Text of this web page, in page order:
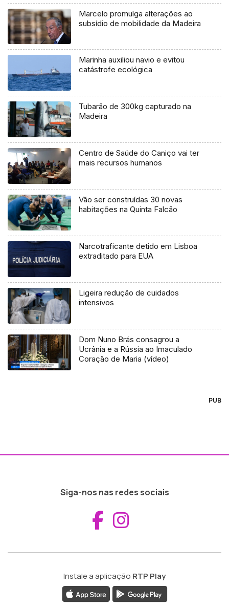
Marcelo promulga alterações ao
subsídio de mobilidade da Madeira
Marinha auxiliou navio e evitou
catástrofe ecológica
Tubarão de 300kg capturado na
Madeira
Centro de Saúde do Caniço vai ter
mais recursos humanos
Vão ser construídas 30 novas
habitações na Quinta Falcão
Narcotraficante detido em Lisboa
extraditado para EUA
Ligeira redução de cuidados
intensivos
Dom Nuno Brás consagrou a
Ucrânia e a Rússia ao Imaculado
Coração de Maria (vídeo)
PUB
Siga-nos nas redes sociais
Aceder ao
Instale a aplicação RTP Play